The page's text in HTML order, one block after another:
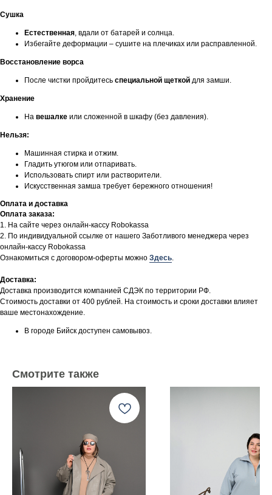
Сушка
Естественная, вдали от батарей и солнца.
Избегайте деформации – сушите на плечиках или расправленной.
Восстановление ворса
После чистки пройдитесь специальной щеткой для замши.
Хранение
На вешалке или сложенной в шкафу (без давления).
Нельзя:
Машинная стирка и отжим.
Гладить утюгом или отпаривать.
Использовать спирт или растворители.
Искусственная замша требует бережного отношения!
Оплата и доставка
Оплата заказа:
1. На сайте через онлайн-кассу Robokassa
2. По индивидуальной ссылке от нашего Заботливого менеджера через
онлайн-кассу Robokassa
Ознакомиться с договором-оферты можно Здесь.
Доставка:
Доставка производится компанией СДЭК по территории РФ.
Стоимость доставки от 400 рублей. На стоимость и сроки доставки влияет
ваше местонахождение.
В городе Бийск доступен самовывоз.
Смотрите также